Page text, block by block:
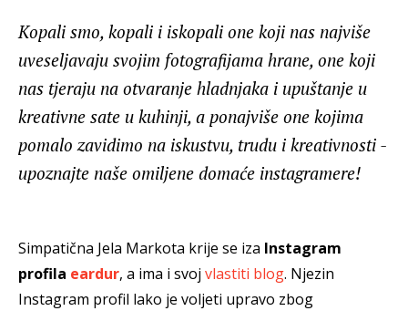
Kopali smo, kopali i iskopali one koji nas najviše
uveseljavaju svojim fotografijama hrane, one koji
nas tjeraju na otvaranje hladnjaka i upuštanje u
kreativne sate u kuhinji, a ponajviše one kojima
pomalo zavidimo na iskustvu, trudu i kreativnosti -
upoznajte naše omiljene domaće instagramere!
Simpatična Jela Markota krije se iza Instagram
profila eardur, a ima i svoj vlastiti blog. Njezin
Instagram profil lako je voljeti upravo zbog